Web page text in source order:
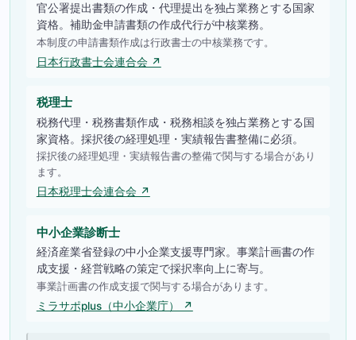
官公署提出書類の作成・代理提出を独占業務とする国家
資格。補助金申請書類の作成代行が中核業務。
本制度の申請書類作成は行政書士の中核業務です。
日本行政書士会連合会 ↗
税理士
税務代理・税務書類作成・税務相談を独占業務とする国
家資格。採択後の経理処理・実績報告書整備に必須。
採択後の経理処理・実績報告書の整備で関与する場合があり
ます。
日本税理士会連合会 ↗
中小企業診断士
経済産業省登録の中小企業支援専門家。事業計画書の作
成支援・経営戦略の策定で採択率向上に寄与。
事業計画書の作成支援で関与する場合があります。
ミラサポplus（中小企業庁） ↗